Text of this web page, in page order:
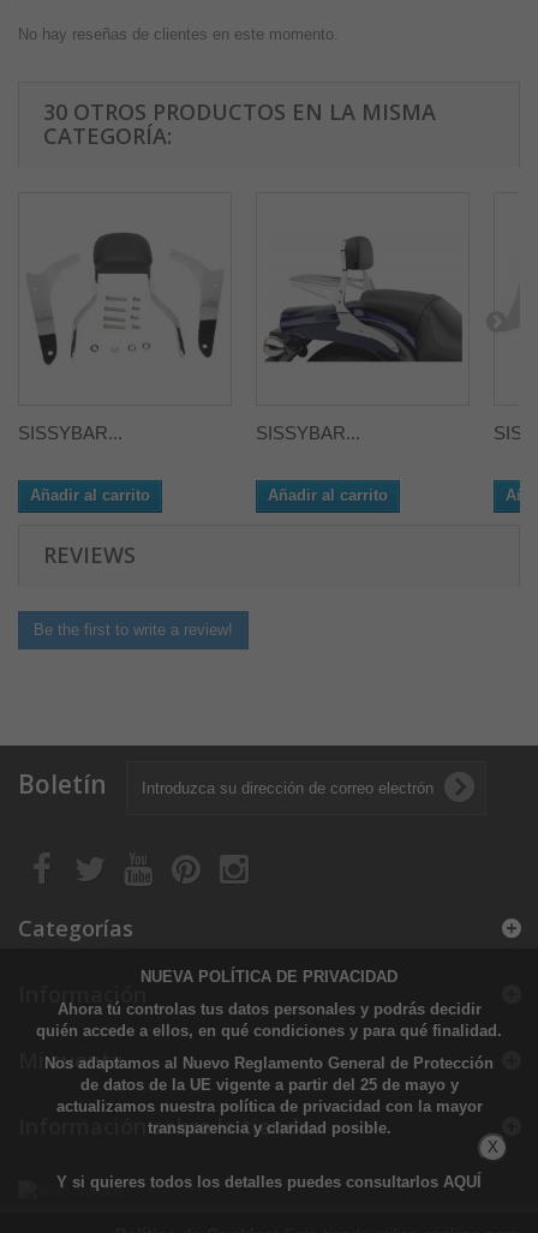
No hay reseñas de clientes en este momento.
30 OTROS PRODUCTOS EN LA MISMA
CATEGORÍA:
SISSYBAR...
Añadir al carrito
SISSYBAR...
Añadir al carrito
REVIEWS
Be the first to write a review!
Boletín
Categorías
Información
Mi cuenta
Información sobre la tienda
NUEVA POLÍTICA DE PRIVACIDAD
Ahora tú controlas tus datos personales y podrás decidir
quién accede a ellos, en qué condiciones y para qué finalidad.
Nos adaptamos al Nuevo Reglamento General de Protección
de datos de la UE vigente a partir del 25 de mayo y
actualizamos nuestra política de privacidad con la mayor
transparencia y claridad posible.
Y si quieres todos los detalles puedes consultarlos AQUÍ
X